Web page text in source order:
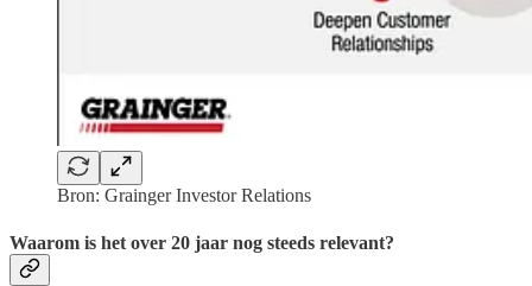
Bron: Grainger Investor Relations
Waarom is het over 20 jaar nog steeds relevant?